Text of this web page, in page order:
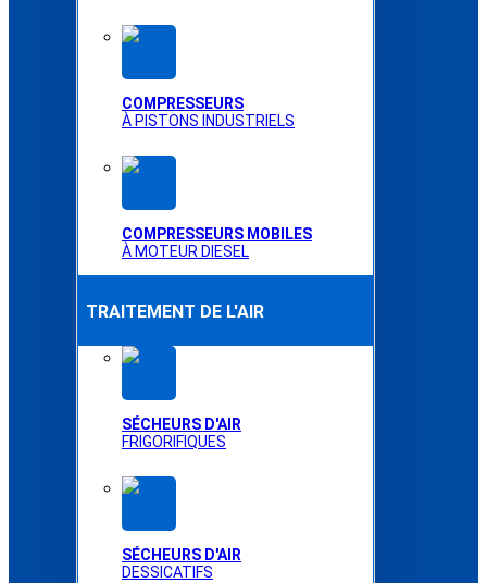
COMPRESSEURS
À PISTONS INDUSTRIELS
COMPRESSEURS MOBILES
À MOTEUR DIESEL
TRAITEMENT DE L'AIR
SÉCHEURS D'AIR
FRIGORIFIQUES
SÉCHEURS D'AIR
DESSICATIFS